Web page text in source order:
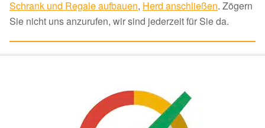
Schrank und Regale aufbauen, Herd anschließen. Zögern
Sie nicht uns anzurufen, wir sind jederzeit für Sie da.